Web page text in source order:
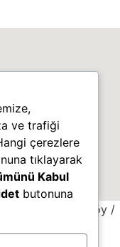
No:5/A Çekmeköy /
ve trafiği
çerezlere
tıklayarak
Kabul
butonuna